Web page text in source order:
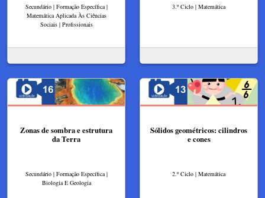
Secundário | Formação Específica |
Matemática Aplicada Às Ciências
Sociais | Profissionais
3.º Ciclo | Matemática
Zonas de sombra e estrutura
da Terra
Secundário | Formação Específica |
Biologia E Geologia
Sólidos geométricos: cilindros
e cones
2.º Ciclo | Matemática